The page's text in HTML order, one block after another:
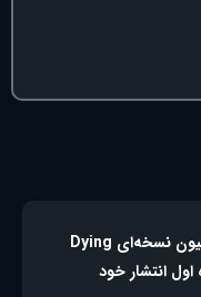
فروش پنج میلیون نسخه‌ای Dying